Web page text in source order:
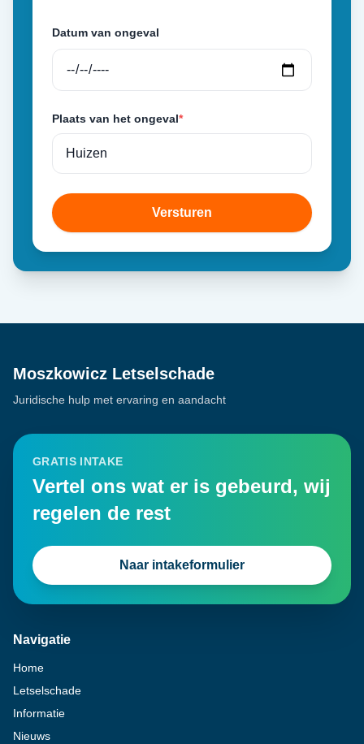
Datum van ongeval
Plaats van het ongeval*
Versturen
Moszkowicz Letselschade
Juridische hulp met ervaring en aandacht
GRATIS INTAKE
Vertel ons wat er is gebeurd, wij
regelen de rest
Naar intakeformulier
Navigatie
Home
Letselschade
Informatie
Nieuws